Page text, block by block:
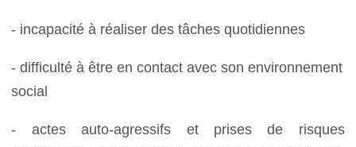
- incapacité à réaliser des tâches quotidiennes
- difficulté à être en contact avec son environnement
social
- actes auto-agressifs et prises de risques